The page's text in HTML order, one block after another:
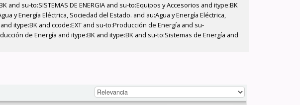
su-to:SISTEMAS DE ENERGIA and su-to:Equipos y Accesorios and itype:BK
y Energía Eléctrica, Sociedad del Estado. and au:Agua y Energía Eléctrica,
itype:BK and ccode:EXT and su-to:Producción de Energía and su-
de Energía and itype:BK and itype:BK and su-to:Sistemas de Energía and